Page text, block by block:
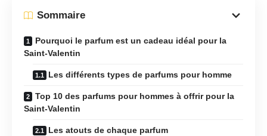
Sommaire
Pourquoi le parfum est un cadeau idéal pour la
Saint-Valentin
Les différents types de parfums pour homme
Top 10 des parfums pour hommes à offrir pour la
Saint-Valentin
Les atouts de chaque parfum